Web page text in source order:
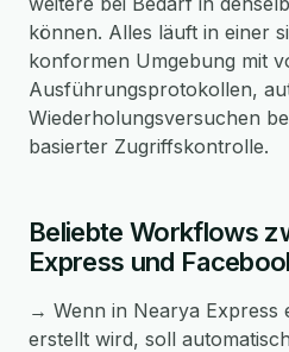
können. Alles läuft in einer
konformen Umgebung mit
Ausführungsprotokollen,
Wiederholungsversuchen
basierter Zugriffskontrolle.
Beliebte Workflows
Express und
→ Wenn in Nearya Express
erstellt wird, soll